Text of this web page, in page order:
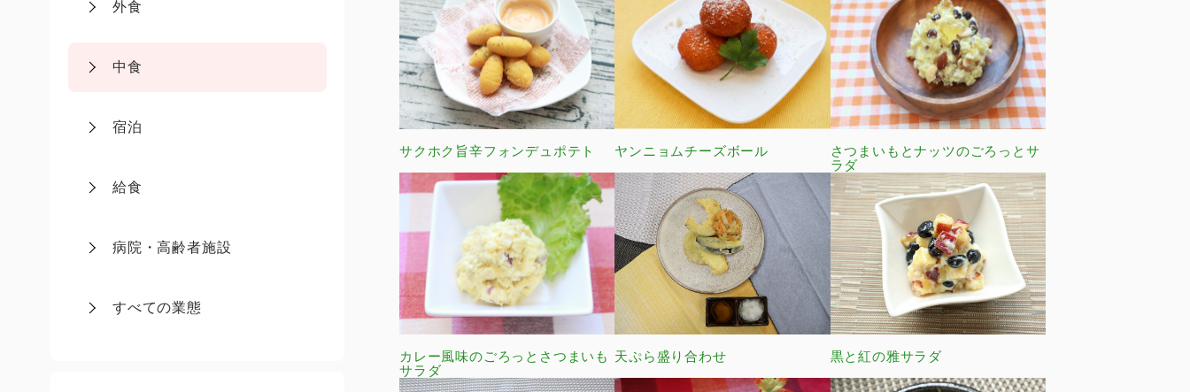
外食
中食
宿泊
給食
病院・高齢者施設
すべての業態
サクホク旨辛フォンデュポテト ヤンニョムチーズボール
さつまいもとナッツのごろっとサ
ラダ
カレー風味のごろっとさつまいも
サラダ
天ぷら盛り合わせ 黒と紅の雅サラダ